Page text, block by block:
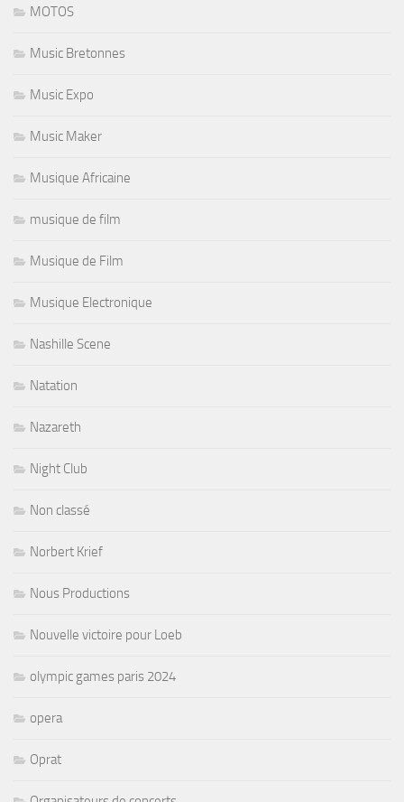
MOTOS
Music Bretonnes
Music Expo
Music Maker
Musique Africaine
musique de film
Musique de Film
Musique Electronique
Nashille Scene
Natation
Nazareth
Night Club
Non classé
Norbert Krief
Nous Productions
Nouvelle victoire pour Loeb
olympic games paris 2024
opera
Oprat